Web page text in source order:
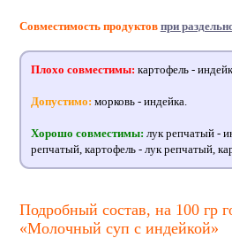
Совместимость продуктов при
Плохо совместимы: картофель -
Допустимо: морковь - индейка.
Хорошо совместимы: лук репчатый -
репчатый, картофель - лук репчатый,
Подробный состав, на 100 гр
«Молочный суп с индейкой»